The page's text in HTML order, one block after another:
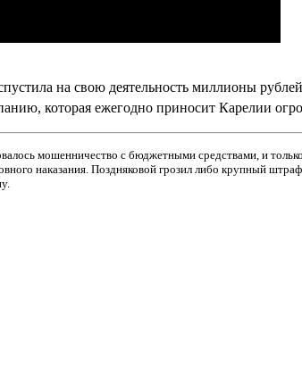
на свою деятельность миллионы
которая ежегодно приносит Карелии
мошенничество с бюджетными средствами, и
наказания. Поздняковой грозил либо крупный